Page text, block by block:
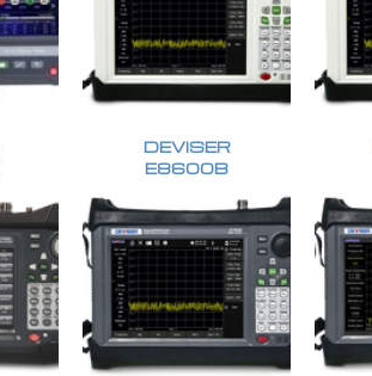
DEVISER
E8600B